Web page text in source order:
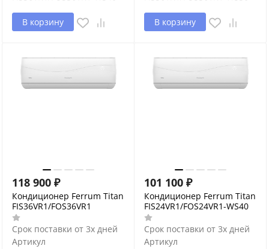
В корзину В корзину
118 900 ₽
Кондиционер Ferrum Titan
FIS36VR1/FOS36VR1
Срок поставки от 3х дней
Артикул
101 100 ₽
Кондиционер Ferrum Titan
FIS24VR1/FOS24VR1-WS40
Срок поставки от 3х дней
Артикул